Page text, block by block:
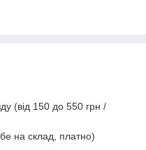
(від 150 до 550 грн /
на склад, платно)